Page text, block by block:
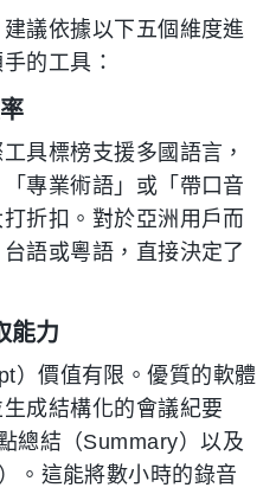
議依據以下五個維度進
的工具：
具標榜支援多國語言，
專業術語」或「帶口音
折扣。對於亞洲用戶而
語或粵語，直接決定了
能力
）價值有限。優質的軟體
成結構化的會議紀要
總結（Summary）以及
。這能將數小時的錄音